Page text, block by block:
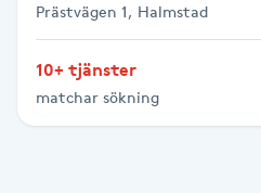
Vaccination
Vampyrbehandling
Prästvägen 1, Halmstad
10+ tjänster
matchar sökning